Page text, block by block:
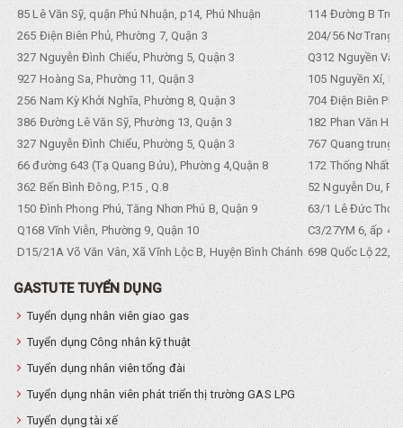
85 Lê Văn Sỹ, quận Phú Nhuận, p14, Phú Nhuận
114 Đường B
265 Điện Biên Phủ, Phường 7, Quận 3
204/56 Nơ Trang
327 Nguyễn Đình Chiểu, Phường 5, Quận 3
Q312 Nguyền
927 Hoàng Sa, Phường 11, Quận 3
105 Nguyền Xí,
256 Nam Kỳ Khởi Nghĩa, Phường 8, Quận 3
704 Điện Biên
386 Đường Lê Văn Sỹ, Phường 13, Quận 3
182 Phan Văn
327 Nguyễn Đình Chiểu, Phường 5, Quận 3
767 Quang trung,
66 đường 643 (Tạ Quang Bửu), Phường 4,Quận 8
172 Thống Nhất.
362 Bến Bình Đông, P.15 , Q.8
52 Nguyễn Du,
150 Đình Phong Phú, Tăng Nhơn Phú B, Quận 9
63/1 Lê Đức Thọ,
Q168 Vĩnh Viễn, Phường 9, Quận 10
C3/27YM 6, ấp 4,
D15/21A Võ Văn Vân, Xã Vĩnh Lộc B, Huyện Bình Chánh 698 Quốc Lộ 22,
GASTUTE TUYỂN DỤNG
Tuyển dụng nhân viên giao gas
Tuyển dụng Công nhân kỹ thuật
Tuyển dụng nhân viên tổng đài
Tuyển dụng nhân viên phát triển thị trường GAS LPG
Tuyển dụng tài xế